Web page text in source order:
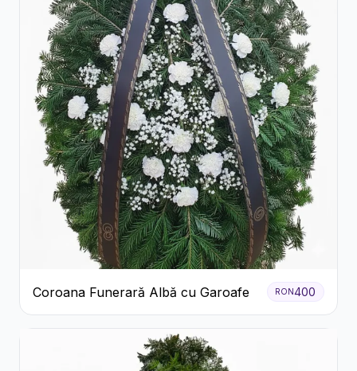
Coroana Funerară Albă cu Garoafe RON400